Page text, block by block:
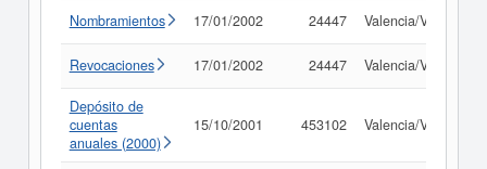
Nombramientos 17/01/2002 24447 Valencia/València
Revocaciones 17/01/2002 24447 Valencia/València
Depósito de
cuentas
anuales (2000)
15/10/2001 453102 Valencia/València